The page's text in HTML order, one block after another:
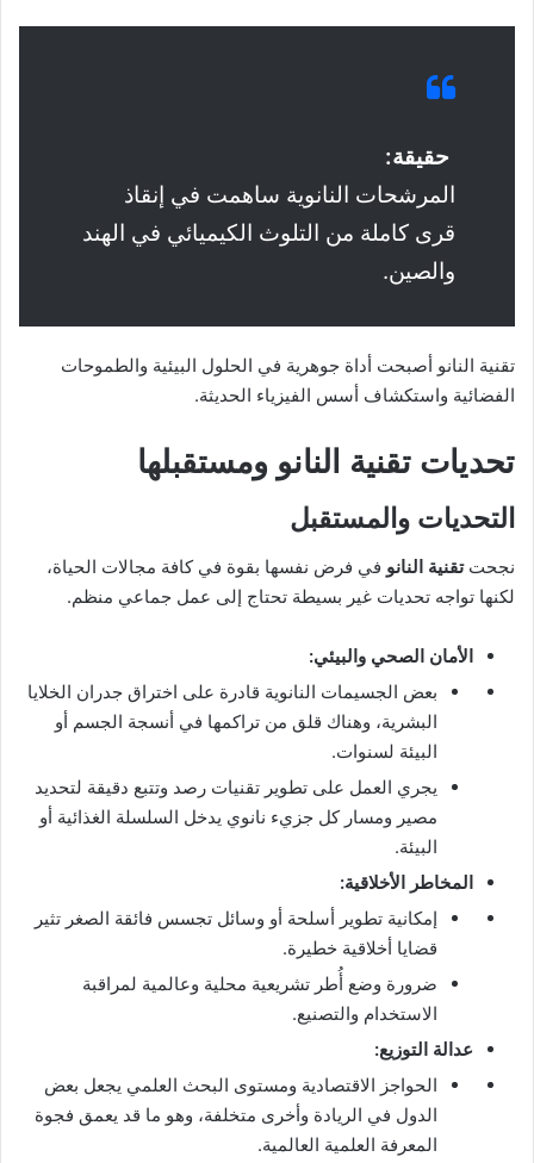
حقيقة:
المرشحات النانوية ساهمت في إنقاذ
قرى كاملة من التلوث الكيميائي في الهند
والصين.
تقنية النانو أصبحت أداة جوهرية في الحلول البيئية والطموحات
الفضائية واستكشاف أسس الفيزياء الحديثة.
تحديات تقنية النانو ومستقبلها
التحديات والمستقبل
نجحتتقنية النانو في فرض نفسها بقوة في كافة مجالات الحياة،
لكنها تواجه تحديات غير بسيطة تحتاج إلى عمل جماعي منظم.
الأمان الصحي والبيئي:
بعض الجسيمات النانوية قادرة على اختراق جدران الخلايا
البشرية، وهناك قلق من تراكمها في أنسجة الجسم أو
البيئة لسنوات.
يجري العمل على تطوير تقنيات رصد وتتبع دقيقة لتحديد
مصير ومسار كل جزيء نانوي يدخل السلسلة الغذائية أو
البيئة.
المخاطر الأخلاقية:
إمكانية تطوير أسلحة أو وسائل تجسس فائقة الصغر تثير
قضايا أخلاقية خطيرة.
ضرورة وضع أُطر تشريعية محلية وعالمية لمراقبة
الاستخدام والتصنيع.
عدالة التوزيع:
الحواجز الاقتصادية ومستوى البحث العلمي يجعل بعض
الدول في الريادة وأخرى متخلفة، وهو ما قد يعمق فجوة
المعرفة العلمية العالمية.